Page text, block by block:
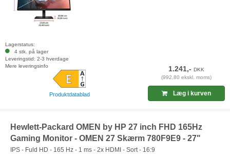
Lagerstatus:
4 stk. på lager
Leveringstid: 2-3 hverdage
Mere leveringsinfo
Produktdatablad
1.241,-DKK
(992,80 ekskl. moms)
Læg i kurven
Hewlett-Packard OMEN by HP 27 inch FHD 165Hz
Gaming Monitor - OMEN 27 Skærm 780F9E9 - 27"
IPS - Fuld HD - 165 Hz - 1 ms - 2x HDMI - Sort - 16:9